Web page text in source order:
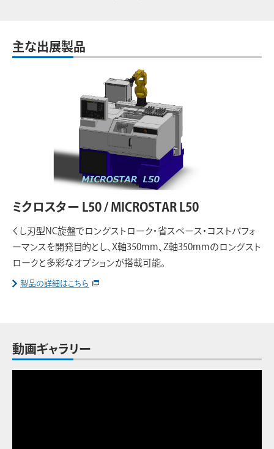
主な出展製品
ミクロスター L50 / MICROSTAR L50
くし刃型NC旋盤でロングストローク・省スペース・コストパフォ
ーマンスを開発目的とし、X軸350mm、Z軸350mmのロングスト
ロークと多彩なオプションが搭載可能。
製品の詳細はこちら
動画ギャラリー